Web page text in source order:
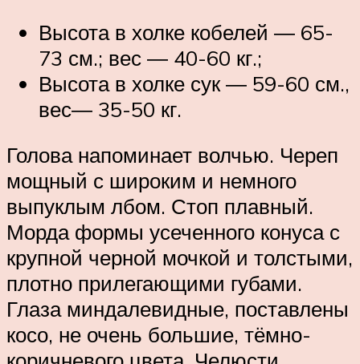
Высота в холке кобелей ― 65-
73 см.; вес ― 40-60 кг.;
Высота в холке сук ― 59-60 см.,
вес― 35-50 кг.
Голова напоминает волчью. Череп
мощный с широким и немного
выпуклым лбом. Стоп плавный.
Морда формы усеченного конуса с
крупной черной мочкой и толстыми,
плотно прилегающими губами.
Глаза миндалевидные, поставлены
косо, не очень большие, тёмно-